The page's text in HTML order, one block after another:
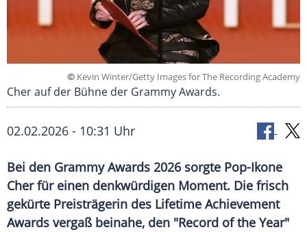
© Kevin Winter/Getty Images for The Recording Academy
Cher auf der Bühne der Grammy Awards.
02.02.2026 - 10:31 Uhr
Bei den Grammy Awards 2026 sorgte Pop-Ikone
Cher für einen denkwürdigen Moment. Die frisch
gekürte Preisträgerin des Lifetime Achievement
Awards vergaß beinahe, den "Record of the Year"